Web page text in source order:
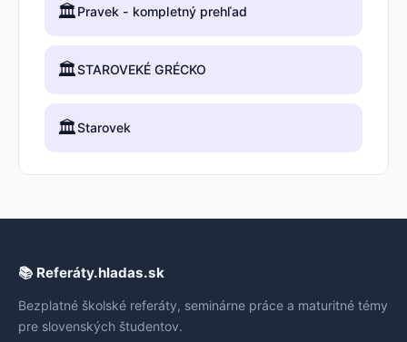
🏛️Pravek - kompletný prehľad
🏛️STAROVEKÉ GRÉCKO
🏛️Starovek
📚 Referáty.hladas.sk
Bezplatné školské referáty, seminárne práce a maturitné témy
pre slovenských študentov.